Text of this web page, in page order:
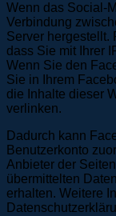
Wenn das Social-
Verbindung
Server hergestellt.
dass Sie mit Ihrer
Wenn Sie den
Sie in Ihrem
die Inhalte dieser
verlinken.
Dadurch kann
Benutzerkonto
Anbieter der
übermittelten
erhalten. Weitere